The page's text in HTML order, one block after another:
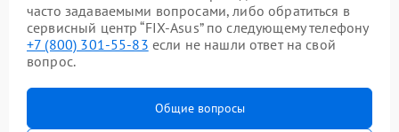
часто задаваемыми вопросами, либо обратиться в
сервисный центр “FIX-Asus” по следующему телефону
+7 (800) 301-55-83 если не нашли ответ на свой
вопрос.
Общие вопросы